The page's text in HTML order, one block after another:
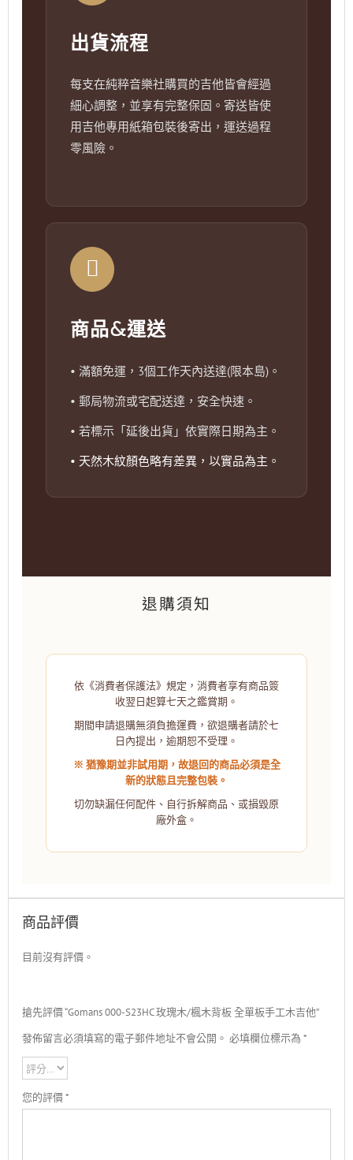
出貨流程
每支在純粹音樂社購買的吉他皆會經過
細心調整，並享有完整保固。寄送皆使
用吉他專用紙箱包裝後寄出，運送過程
零風險。
商品&運送
• 滿額免運，3個工作天內送達(限本島)。
• 郵局物流或宅配送達，安全快速。
• 若標示「延後出貨」依實際日期為主。
• 天然木紋顏色略有差異，以實品為主。
退購須知
依《消費者保護法》規定，消費者享有商品簽
收翌日起算七天之鑑賞期。
期間申請退購無須負擔運費，欲退購者請於七
日內提出，逾期恕不受理。
※ 猶豫期並非試用期，故退回的商品必須是全
新的狀態且完整包裝。
切勿缺漏任何配件、自行拆解商品、或損毀原
廠外盒。
商品評價
目前沒有評價。
搶先評價 “Gomans 000-S23HC 玫瑰木/楓木背板 全單板手工木吉他”
發佈留言必須填寫的電子郵件地址不會公開。 必填欄位標示為*
您的評價*